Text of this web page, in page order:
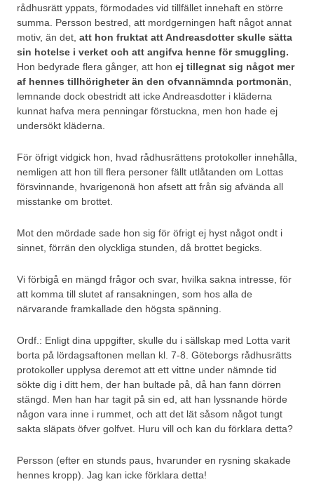
rådhusrätt yppats, förmodades vid tillfället innehaft en större
summa. Persson bestred, att mordgerningen haft något annat
motiv, än det, att hon fruktat att Andreasdotter skulle sätta
sin hotelse i verket och att angifva henne för smuggling.
Hon bedyrade flera gånger, att hon ej tillegnat sig något mer
af hennes tillhörigheter än den ofvannämnda portmonän
lemnande dock obestridt att icke Andreasdotter i kläderna
kunnat hafva mera penningar förstuckna, men hon hade ej
undersökt kläderna.
För öfrigt vidgick hon, hvad rådhusrättens protokoller innehålla,
nemligen att hon till flera personer fällt utlåtanden om Lottas
försvinnande, hvarigenonä hon afsett att från sig afvända all
misstanke om brottet.
Mot den mördade sade hon sig för öfrigt ej hyst något ondt i
sinnet, förrän den olyckliga stunden, då brottet begicks.
Vi förbigå en mängd frågor och svar, hvilka sakna intresse, för
att komma till slutet af ransakningen, som hos alla de
närvarande framkallade den högsta spänning.
Ordf.: Enligt dina uppgifter, skulle du i sällskap med Lotta varit
borta på lördagsaftonen mellan kl. 7-8. Göteborgs rådhusrätts
protokoller upplysa deremot att ett vittne under nämnde tid
sökte dig i ditt hem, der han bultade på, då han fann dörren
stängd. Men han har tagit på sin ed, att han lyssnande hörde
någon vara inne i rummet, och att det lät såsom något tungt
sakta släpats öfver golfvet. Huru vill och kan du förklara detta?
Persson (efter en stunds paus, hvarunder en rysning skakade
hennes kropp). Jag kan icke förklara detta!